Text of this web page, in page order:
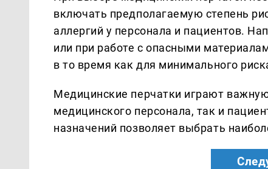
включать предполагаемую степень
аллергий у персонала и пациентов.
или при работе с опасными
в то время как для минимального
Медицинские перчатки играют
медицинского персонала, так и
назначений позволяет выбрать